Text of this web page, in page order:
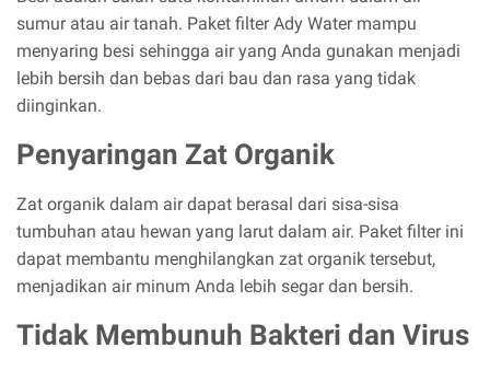
sumur atau air tanah. Paket filter Ady Water mampu
menyaring besi sehingga air yang Anda gunakan menjadi
lebih bersih dan bebas dari bau dan rasa yang tidak
diinginkan.
Penyaringan Zat Organik
Zat organik dalam air dapat berasal dari sisa-sisa
tumbuhan atau hewan yang larut dalam air. Paket filter ini
dapat membantu menghilangkan zat organik tersebut,
menjadikan air minum Anda lebih segar dan bersih.
Tidak Membunuh Bakteri dan Virus